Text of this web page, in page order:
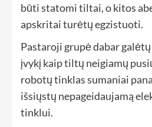
būti statomi tiltai, o kitos
apskritai turėtų egzistuoti.
Pastaroji grupė dabar
įvykį kaip tiltų neigiamų
robotų tinklas sumaniai
išsiųstų nepageidaujamą
tinklui.